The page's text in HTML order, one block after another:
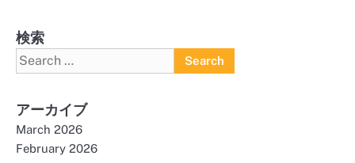
検索
Search
for:
アーカイブ
March 2026
February 2026